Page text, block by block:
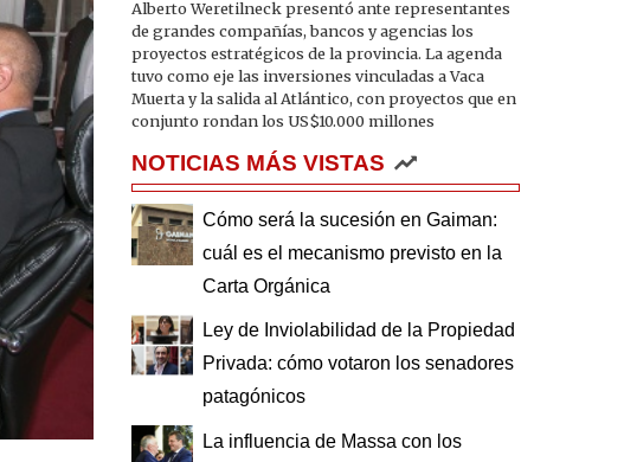
Alberto Weretilneck presentó ante representantes
de grandes compañías, bancos y agencias los
proyectos estratégicos de la provincia. La agenda
tuvo como eje las inversiones vinculadas a Vaca
Muerta y la salida al Atlántico, con proyectos que en
conjunto rondan los US$10.000 millones
NOTICIAS MÁS VISTAS
Cómo será la sucesión en Gaiman:
cuál es el mecanismo previsto en la
Carta Orgánica
Ley de Inviolabilidad de la Propiedad
Privada: cómo votaron los senadores
patagónicos
La influencia de Massa con los